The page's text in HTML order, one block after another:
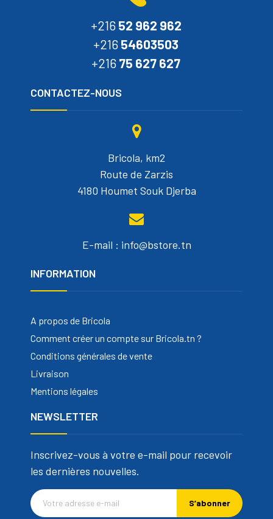
+216 52 962 962
+216 54603503
+216 75 627 627
CONTACTEZ-NOUS
Bricola, km2
Route de Zarzis
4180 Houmet Souk Djerba
E-mail : info@bstore.tn
INFORMATION
A propos de Bricola
Comment créer un compte sur Bricola.tn ?
Conditions générales de vente
Livraison
Mentions légales
NEWSLETTER
Inscrivez-vous à votre e-mail pour recevoir
les dernières nouvelles.
S’abonner